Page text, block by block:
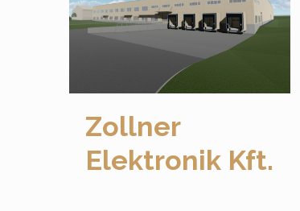
Zollner
Elektronik Kft.